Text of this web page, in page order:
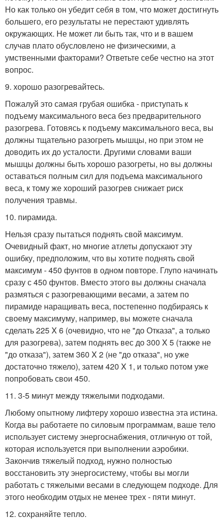
Но как только он убедит себя в том, что может достигнуть
большего, его результаты не перестают удивлять
окружающих. Не может ли быть так, что и в вашем
случав плато обусловлено не физическими, а
умственными факторами? Ответьте себе честно на этот
вопрос.
9. хорошо разогревайтесь.
Пожалуй это самая грубая ошибка - приступать к
подъему максимального веса без предварительного
разогрева. Готовясь к подъему максимального веса, вы
должны тщательно разогреть мышцы, но при этом не
доводить их до усталости. Другими словами ваши
мышцы должны быть хорошо разогреты, но вы должны
оставаться полным сил для подъема максимального
веса, к тому же хороший разогрев снижает риск
получения травмы.
10. пирамида.
Нельзя сразу пытаться поднять свой максимум.
Очевидный факт, но многие атлеты допускают эту
ошибку, предположим, что вы хотите поднять свой
максимум - 450 фунтов в одном повторе. Глупо начинать
сразу с 450 фунтов. Вместо этого вы должны сначала
размяться с разогревающими весами, а затем по
пирамиде наращивать веса, постепенно подбираясь к
своему максимуму, например, вы можете сначала
сделать 225 X 6 (очевидно, что не "до Отказа", а только
для разогрева), затем поднять вес до 300 X 5 (также не
"до отказа"), затем 360 X 2 (не "до отказа", но уже
достаточно тяжело), затем 420 X 1, и только потом уже
попробовать свои 450.
11. 3-5 минут между тяжелыми подходами.
Любому опытному лифтеру хорошо известна эта истина.
Когда вы работаете по силовым программам, ваше тело
использует систему энергоснабжения, отличную от той,
которая используется при выполнении аэробики.
Закончив тяжелый подход, нужно полностью
восстановить эту энергосистему, чтобы вы могли
работать с тяжелыми весами в следующем подходе. Для
этого необходим отдых не менее трех - пяти минут.
12. сохраняйте тепло.